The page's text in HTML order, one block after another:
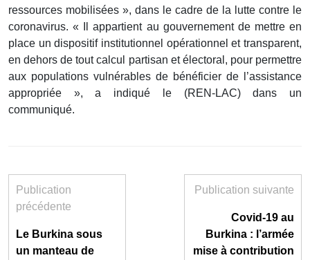
ressources mobilisées », dans le cadre de la lutte contre le
coronavirus.« Il appartient au gouvernement de mettre en
place un dispositif institutionnel opérationnel et transparent,
en dehors de tout calcul partisan et électoral, pour permettre
aux populations vulnérables de bénéficier de l’assistance
appropriée », a indiqué le (REN-LAC) dans un
communiqué.
Publication
précédente
Le Burkina sous
un manteau de
Publication suivante
Covid-19 au
Burkina : l’armée
mise à contribution